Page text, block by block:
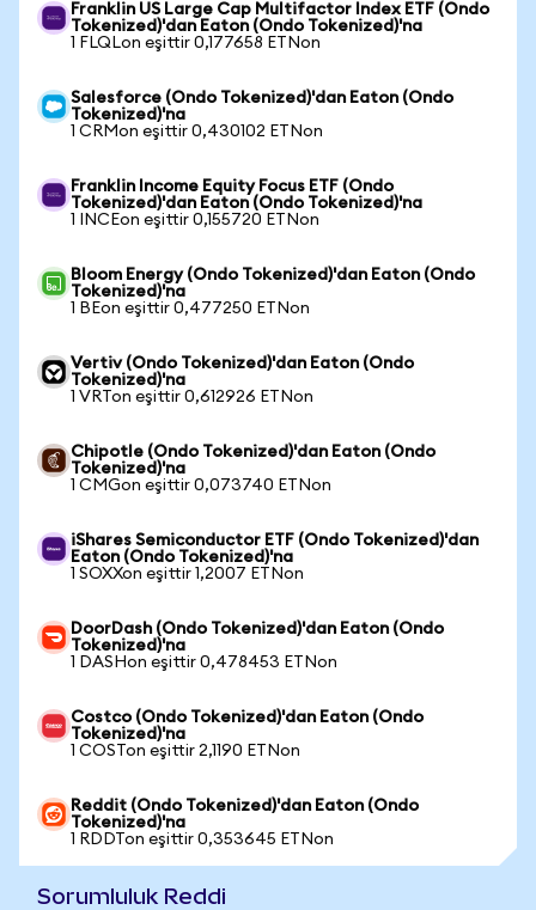
Franklin US Large Cap Multifactor Index ETF (Ondo
Tokenized)'dan Eaton (Ondo Tokenized)'na
1 FLQLon eşittir 0,177658 ETNon
Salesforce (Ondo Tokenized)'dan Eaton (Ondo
Tokenized)'na
1 CRMon eşittir 0,430102 ETNon
Franklin Income Equity Focus ETF (Ondo
Tokenized)'dan Eaton (Ondo Tokenized)'na
1 INCEon eşittir 0,155720 ETNon
Bloom Energy (Ondo Tokenized)'dan Eaton (Ondo
Tokenized)'na
1 BEon eşittir 0,477250 ETNon
Vertiv (Ondo Tokenized)'dan Eaton (Ondo
Tokenized)'na
1 VRTon eşittir 0,612926 ETNon
Chipotle (Ondo Tokenized)'dan Eaton (Ondo
Tokenized)'na
1 CMGon eşittir 0,073740 ETNon
iShares Semiconductor ETF (Ondo Tokenized)'dan
Eaton (Ondo Tokenized)'na
1 SOXXon eşittir 1,2007 ETNon
DoorDash (Ondo Tokenized)'dan Eaton (Ondo
Tokenized)'na
1 DASHon eşittir 0,478453 ETNon
Costco (Ondo Tokenized)'dan Eaton (Ondo
Tokenized)'na
1 COSTon eşittir 2,1190 ETNon
Reddit (Ondo Tokenized)'dan Eaton (Ondo
Tokenized)'na
1 RDDTon eşittir 0,353645 ETNon
Sorumluluk Reddi